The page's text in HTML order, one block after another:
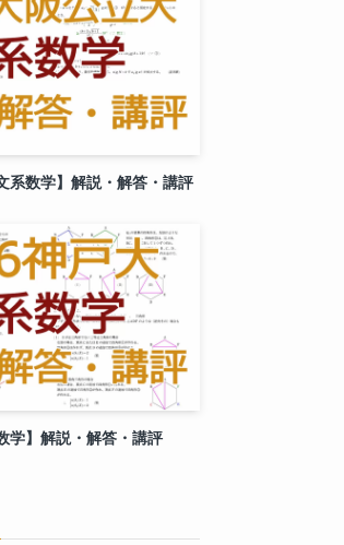
系数学】解説・解答・講評
学】解説・解答・講評